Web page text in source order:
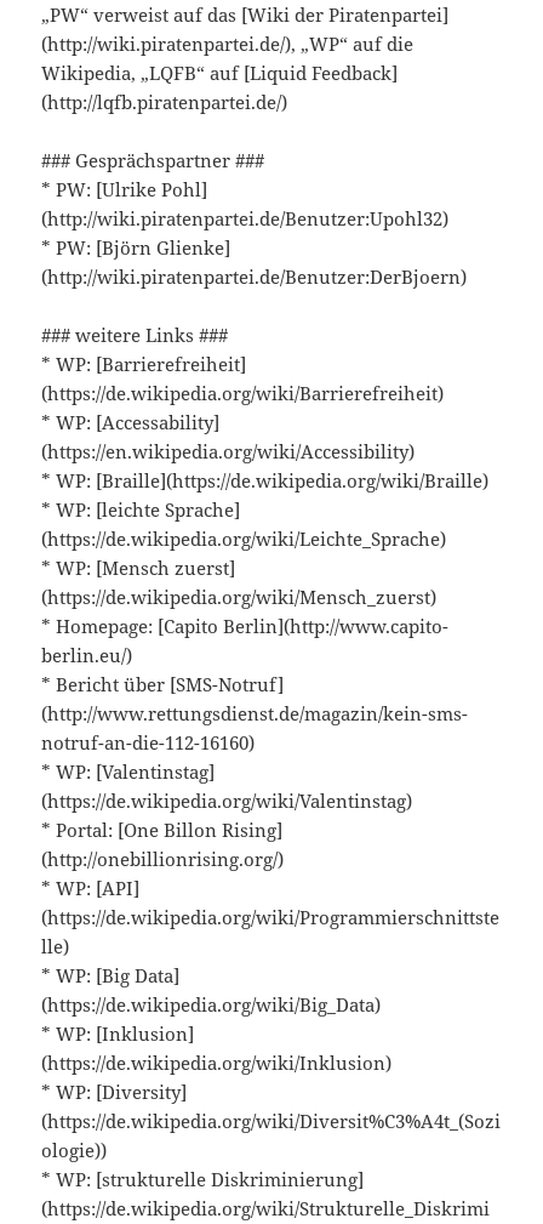
„PW“ verweist auf das [Wiki der Piratenpartei]
(http://wiki.piratenpartei.de/), „WP“ auf die
Wikipedia, „LQFB“ auf [Liquid Feedback]
(http://lqfb.piratenpartei.de/)
### Gesprächspartner ###
* PW: [Ulrike Pohl]
(http://wiki.piratenpartei.de/Benutzer:Upohl32)
* PW: [Björn Glienke]
(http://wiki.piratenpartei.de/Benutzer:DerBjoern)
### weitere Links ###
* WP: [Barrierefreiheit]
(https://de.wikipedia.org/wiki/Barrierefreiheit)
* WP: [Accessability]
(https://en.wikipedia.org/wiki/Accessibility)
* WP: [Braille](https://de.wikipedia.org/wiki/Braille)
* WP: [leichte Sprache]
(https://de.wikipedia.org/wiki/Leichte_Sprache)
* WP: [Mensch zuerst]
(https://de.wikipedia.org/wiki/Mensch_zuerst)
* Homepage: [Capito Berlin](http://www.capito-
berlin.eu/)
* Bericht über [SMS-Notruf]
(http://www.rettungsdienst.de/magazin/kein-sms-
notruf-an-die-112-16160)
* WP: [Valentinstag]
(https://de.wikipedia.org/wiki/Valentinstag)
* Portal: [One Billon Rising]
(http://onebillionrising.org/)
* WP: [API]
(https://de.wikipedia.org/wiki/Programmierschnittste
lle)
* WP: [Big Data]
(https://de.wikipedia.org/wiki/Big_Data)
* WP: [Inklusion]
(https://de.wikipedia.org/wiki/Inklusion)
* WP: [Diversity]
(https://de.wikipedia.org/wiki/Diversit%C3%A4t_(Sozi
ologie))
* WP: [strukturelle Diskriminierung]
(https://de.wikipedia.org/wiki/Strukturelle_Diskrimi